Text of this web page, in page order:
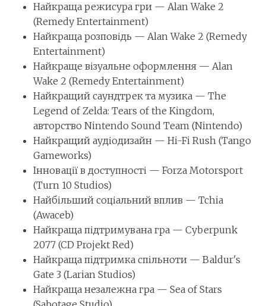
Найкраща режисура гри — Alan Wake 2
(Remedy Entertainment)
Найкраща розповідь — Alan Wake 2 (Remedy
Entertainment)
Найкраще візуальне оформлення — Alan
Wake 2 (Remedy Entertainment)
Найкращий саундтрек та музика — The
Legend of Zelda: Tears of the Kingdom,
авторство Nintendo Sound Team (Nintendo)
Найкращий аудіодизайн — Hi-Fi Rush (Tango
Gameworks)
Інновації в доступності — Forza Motorsport
(Turn 10 Studios)
Найбільший соціальний вплив — Tchia
(Awaceb)
Найкраща підтримувана гра — Cyberpunk
2077 (CD Projekt Red)
Найкраща підтримка спільноти — Baldur's
Gate 3 (Larian Studios)
Найкраща незалежна гра — Sea of Stars